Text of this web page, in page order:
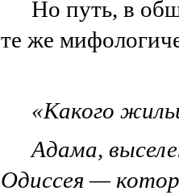
Но путь, в
те же
«Какого
Адама,
Одиссея —